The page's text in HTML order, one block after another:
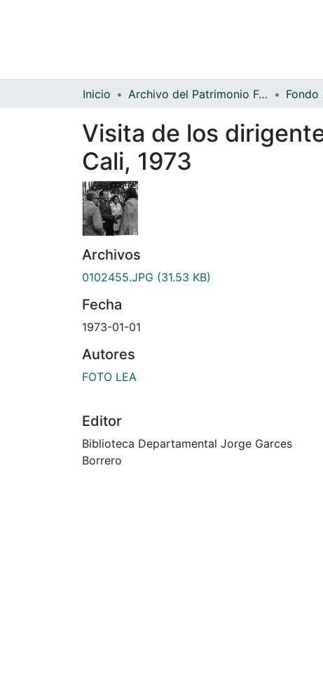
Inicio Archivo del Patrimonio Fotográfico y Fílmico del Valle del Cauca
Visita de los
Cali, 1973
Archivos
0102455.JPG (31.53 KB)
Fecha
1973-01-01
Autores
FOTO LEA
Editor
Biblioteca Departamental Jorge Garces
Borrero